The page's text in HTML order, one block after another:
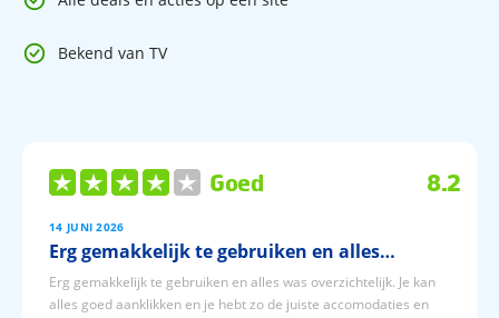
Sport en entertainment:
Wellness:
Binnenzwembad
Sauna
Turks bad
Bekend van TV
Goed 8.2
14 JUNI 2026
Erg gemakkelijk te gebruiken en alles…
Erg gemakkelijk te gebruiken en alles was overzichtelijk. Je kan
alles goed aanklikken en je hebt zo de juiste accomodaties en